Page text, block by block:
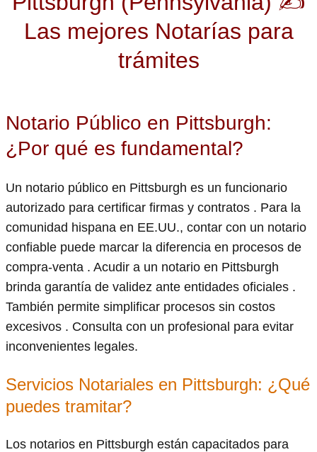
Las mejores Notarías para
trámites
Notario Público en Pittsburgh:
¿Por qué es fundamental?
Un notario público en Pittsburgh es un funcionario
autorizado para certificar firmas y contratos . Para la
comunidad hispana en EE.UU., contar con un notario
confiable puede marcar la diferencia en procesos de
compra-venta . Acudir a un notario en Pittsburgh
brinda garantía de validez ante entidades oficiales .
También permite simplificar procesos sin costos
excesivos . Consulta con un profesional para evitar
inconvenientes legales.
Servicios Notariales en Pittsburgh: ¿Qué
puedes tramitar?
Los notarios en Pittsburgh están capacitados para